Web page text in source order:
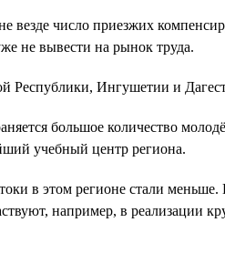
число приезжих
не вывести на рынок труда.
Республики, Ингушетии и
большое количество
учебный центр региона.
в этом регионе стали
например, в реализации